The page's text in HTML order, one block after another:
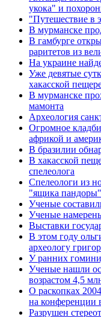
укока" и
"Путешествие в
В мурманске
В гамбурге
раритетов из
На украине
Уже девятые
хакасской
В мурманске
мамонта
Археология
Огромное
африкой и
В бразилии
В хакасской
спелеолога
Спелеологи из
"ящика пандоры"
Ученые
Ученые
Выставки
В этом году
археологу
У ранних
Ученые нашли
возрастом 4,5
О раскопках
на конференции
Разрушен